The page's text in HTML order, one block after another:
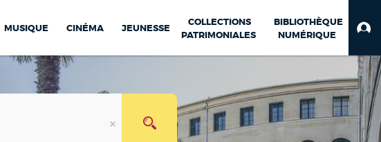
MUSIQUE CINÉMA JEUNESSE
COLLECTIONS
PATRIMONIALES
BIBLIOTHÈQUE
NUMÉRIQUE